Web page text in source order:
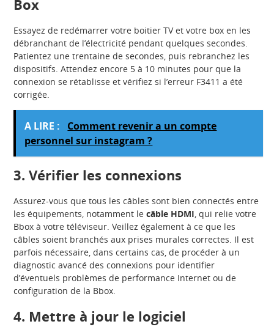
Box
Essayez de redémarrer votre boitier TV et votre box en les
débranchant de l’électricité pendant quelques secondes.
Patientez une trentaine de secondes, puis rebranchez les
dispositifs. Attendez encore 5 à 10 minutes pour que la
connexion se rétablisse et vérifiez si l’erreur F3411 a été
corrigée.
A LIRE :
Comment revenir a un compte
personnel sur instagram ?
3. Vérifier les connexions
Assurez-vous que tous les câbles sont bien connectés entre
les équipements, notamment lecâble HDMI, qui relie votre
Bbox à votre téléviseur. Veillez également à ce que les
câbles soient branchés aux prises murales correctes. Il est
parfois nécessaire, dans certains cas, de procéder à un
diagnostic avancé des connexions pour identifier
d’éventuels problèmes de performance Internet ou de
configuration de la Bbox.
4. Mettre à jour le logiciel